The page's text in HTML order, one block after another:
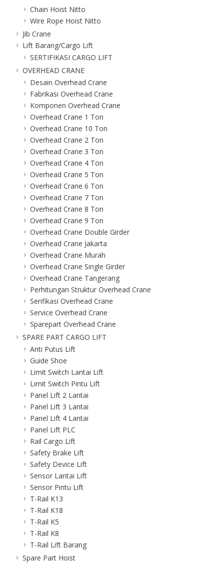
Chain Hoist Nitto
Wire Rope Hoist Nitto
Jib Crane
Lift Barang/Cargo Lift
SERTIFIKASI CARGO LIFT
OVERHEAD CRANE
Desain Overhead Crane
Fabrikasi Overhead Crane
Komponen Overhead Crane
Overhead Crane 1 Ton
Overhead Crane 10 Ton
Overhead Crane 2 Ton
Overhead Crane 3 Ton
Overhead Crane 4 Ton
Overhead Crane 5 Ton
Overhead Crane 6 Ton
Overhead Crane 7 Ton
Overhead Crane 8 Ton
Overhead Crane 9 Ton
Overhead Crane Double Girder
Overhead Crane Jakarta
Overhead Crane Murah
Overhead Crane Single Girder
Overhead Crane Tangerang
Perhitungan Struktur Overhead Crane
Serifikasi Overhead Crane
Service Overhead Crane
Sparepart Overhead Crane
SPARE PART CARGO LIFT
Anti Putus Lift
Guide Shoe
Limit Switch Lantai Lift
Limit Switch Pintu Lift
Panel Lift 2 Lantai
Panel Lift 3 Lantai
Panel Lift 4 Lantai
Panel Lift PLC
Rail Cargo Lift
Safety Brake Lift
Safety Device Lift
Sensor Lantai Lift
Sensor Pintu Lift
T-Rail K13
T-Rail K18
T-Rail K5
T-Rail K8
T-Rail Lift Barang
Spare Part Hoist